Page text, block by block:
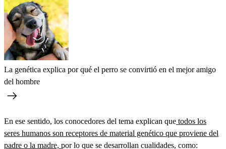
La genética explica por qué el perro se convirtió en el mejor amigo
del hombre
En ese sentido, los conocedores del tema explican que todos los
seres humanos son receptores de material genético que proviene del
padre o la madre, por lo que se desarrollan cualidades, como: